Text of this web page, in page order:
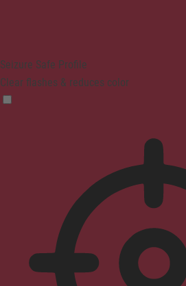
Seizure Safe Profile
Clear flashes & reduces color